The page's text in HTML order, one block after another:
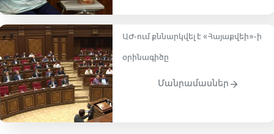
ԱԺ-ում քննարկվել է «Հայաքվեի»-ի
օրինագիծը
Մանրամասներ